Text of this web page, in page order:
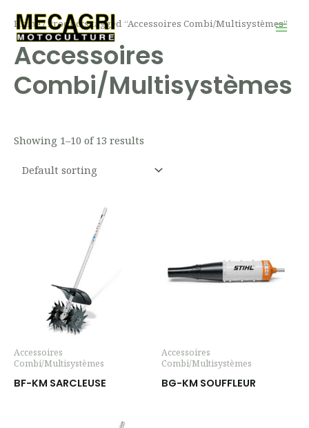
contenu
Home/ Products tagged “Accessoires Combi/Multisystèmes”
Accessoires
Combi/Multisystèmes
Showing 1–10 of 13 results
Accessoires
Combi/Multisystèmes
BF-KM SARCLEUSE
Accessoires
Combi/Multisystèmes
BG-KM SOUFFLEUR